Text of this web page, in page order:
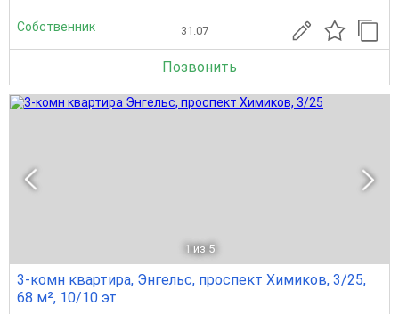
Собственник 31.07
Позвонить
1 из 5
3-комн квартира, Энгельс, проспект Химиков, 3/25,
68 м², 10/10 эт.